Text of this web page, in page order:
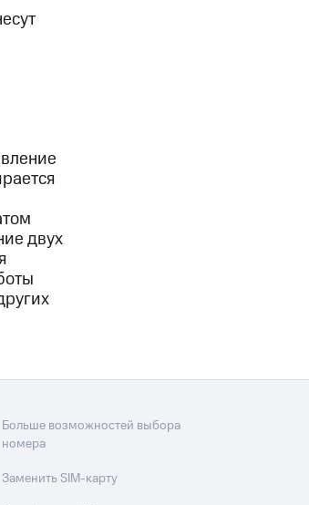
двух
Больше возможностей выбора
номера
Заменить SIM-карту